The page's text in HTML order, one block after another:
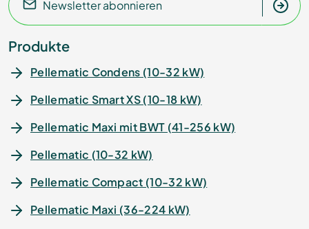
Newsletter abonnieren
Produkte
Pellematic Condens (10-32 kW)
Pellematic Smart XS (10-18 kW)
Pellematic Maxi mit BWT (41-256 kW)
Pellematic (10-32 kW)
Pellematic Compact (10-32 kW)
Pellematic Maxi (36-224 kW)